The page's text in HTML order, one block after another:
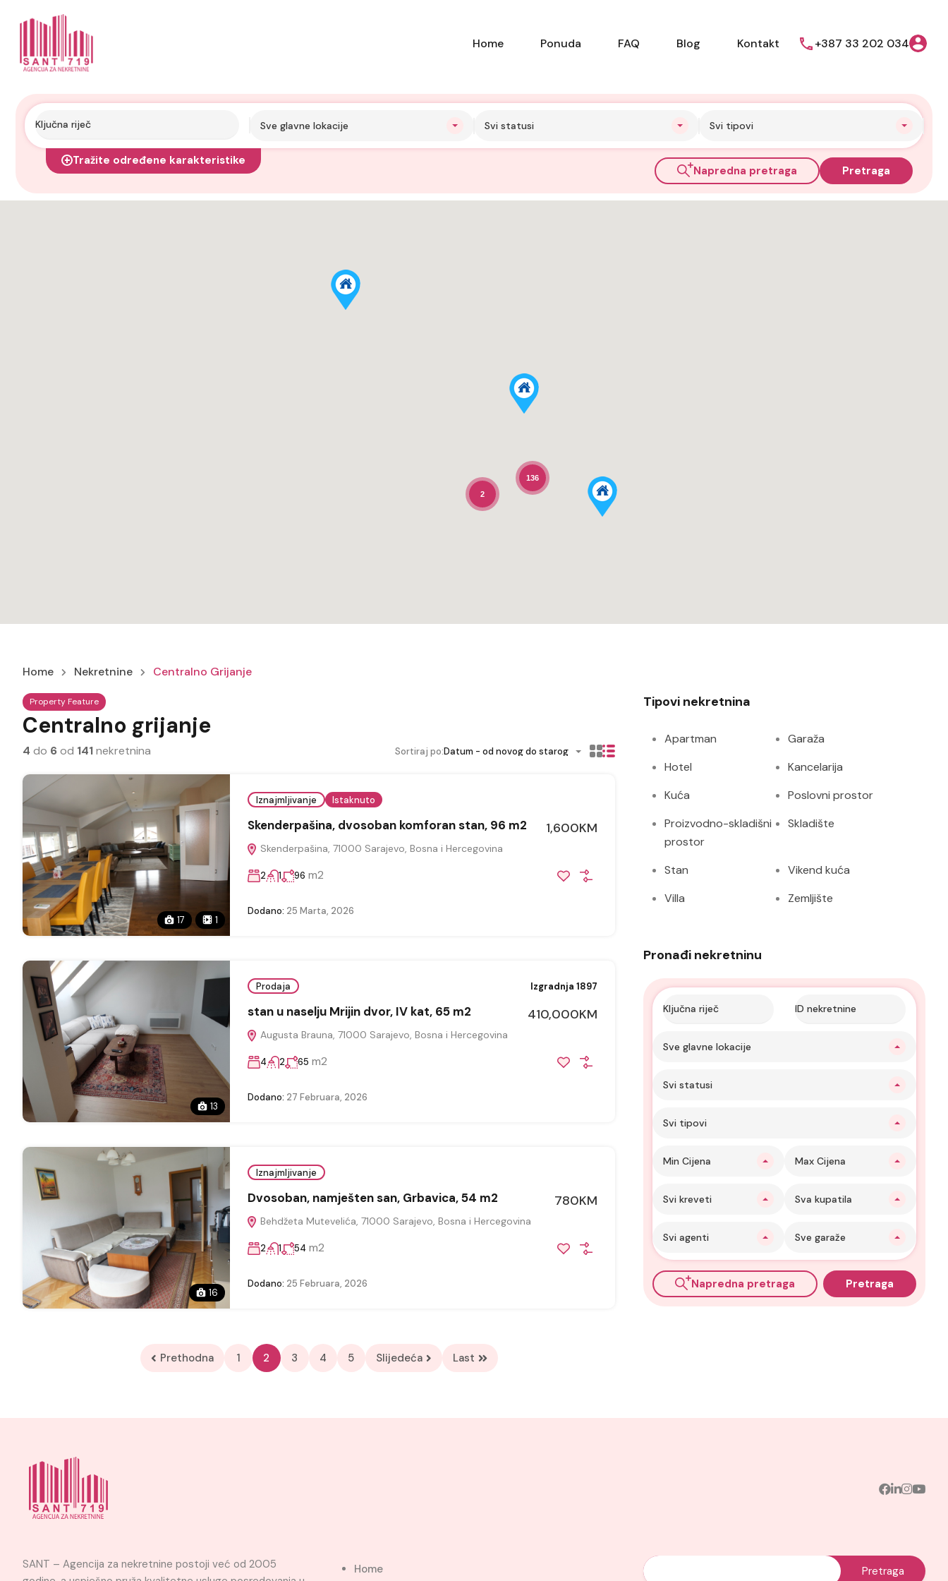
Home Ponuda FAQ Blog Kontakt +387 33 202 034
Sve glavne lokacije Svi statusi Svi tipovi
Tražite određene karakteristike
Napredna pretraga Pretraga
136
2
Home Nekretnine Centralno Grijanje
Property Feature
Centralno grijanje
4 do 6od 141nekretnina Sortiraj po:Datum - od novog do starog
17 1
Iznajmljivanje Istaknuto
Skenderpašina, dvosoban komforan stan, 96 m2
Skenderpašina, 71000 Sarajevo, Bosna i Hercegovina
1,600KM
2 1 96 m2
Dodano: 25 Marta, 2026
13
Prodaja Izgradnja 1897
stan u naselju Mrijin dvor, IV kat, 65 m2
Augusta Brauna, 71000 Sarajevo, Bosna i Hercegovina
410,000KM
4 2 65 m2
Dodano: 27 Februara, 2026
16
Iznajmljivanje
Dvosoban, namješten san, Grbavica, 54 m2
Behdžeta Mutevelića, 71000 Sarajevo, Bosna i Hercegovina
780KM
2 1 54 m2
Dodano: 25 Februara, 2026
Prethodna 1 2 3 4 5 Slijedeća Last
Tipovi nekretnina
Apartman
Garaža
Hotel
Kancelarija
Kuća
Poslovni prostor
Proizvodno-skladišni
prostor
Skladište
Stan
Vikend kuća
Villa
Zemljište
Pronađi nekretninu
Sve glavne lokacije
Svi statusi
Svi tipovi
Min Cijena Max Cijena
Svi kreveti Sva kupatila
Svi agenti Sve garaže
Napredna pretraga Pretraga
SANT – Agencija za nekretnine postoji već od 2005
Home